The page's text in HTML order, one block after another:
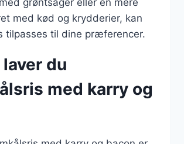
med kød og krydderier, kan
tilpasses til dine præferencer.
laver du
med karry og